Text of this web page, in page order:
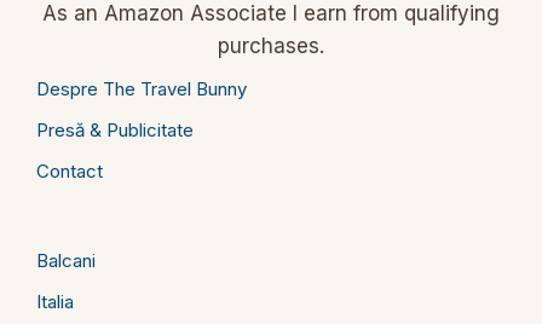
As an Amazon Associate I earn from qualifying
purchases.
Despre The Travel Bunny
Presă & Publicitate
Contact
Balcani
Italia